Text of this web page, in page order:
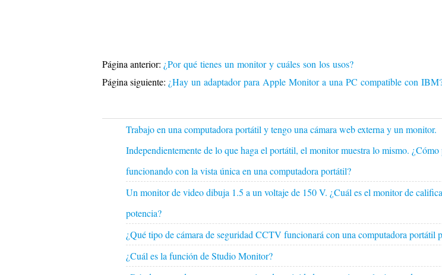
Página anterior: ¿Por qué tienes un monitor y cuáles son los usos?
Página siguiente: ¿Hay un adaptador para Apple Monitor a una PC compatible con
Trabajo en una computadora portátil y tengo una cámara web externa y un monitor.
Independientemente de lo que haga el portátil, el monitor muestra lo mismo. ¿Cómo
funcionando con la vista única en una computadora portátil?
Un monitor de video dibuja 1.5 a un voltaje de 150 V. ¿Cuál es el monitor de
potencia?
¿Qué tipo de cámara de seguridad CCTV funcionará con una computadora portátil
¿Cuál es la función de Studio Monitor?